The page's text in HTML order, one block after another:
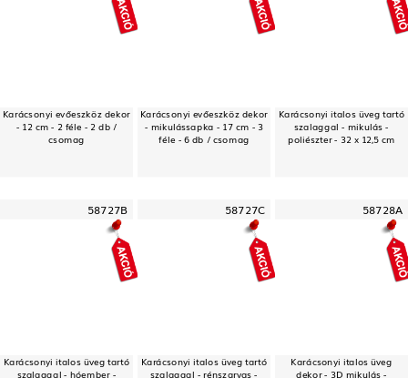
Karácsonyi evőeszköz dekor
- 12 cm - 2 féle - 2 db /
csomag
Karácsonyi evőeszköz dekor
- mikulássapka - 17 cm - 3
féle - 6 db / csomag
Karácsonyi italos üveg tartó
szalaggal - mikulás -
poliészter - 32 x 12,5 cm
58727B
Karácsonyi italos üveg tartó
szalaggal - hóember -
58727C
Karácsonyi italos üveg tartó
szalaggal - rénszarvas -
58728A
Karácsonyi italos üveg
dekor - 3D mikulás -